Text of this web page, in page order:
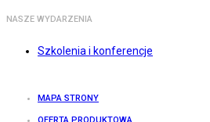
NASZE WYDARZENIA
Szkolenia i konferencje
MAPA STRONY